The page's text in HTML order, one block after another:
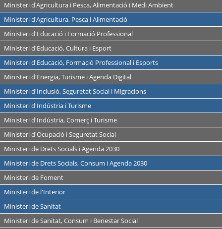
Ministeri d'Agricultura i Pesca, Alimentació i Medi Ambient
Ministeri d'Agricultura, Pesca i Alimentació
Ministeri d'Educació i Formació Professional
Ministeri d'Educació, Cultura i Esport
Ministeri d'Educació, Formació Professional i Esports
Ministeri d'Energia, Turisme i Agenda Digital
Ministeri d'Inclusió, Seguretat Social i Migracions
Ministeri d'Indústria i Turisme
Ministeri d'Indústria, Comerç i Turisme
Ministeri d'Ocupació i Seguretat Social
Ministeri de Drets Socials i Agenda 2030
Ministeri de Drets Socials, Consum i Agenda 2030
Ministeri de Foment
Ministeri de l'Interior
Ministeri de Sanitat
Ministeri de Sanitat, Consum i Benestar Social